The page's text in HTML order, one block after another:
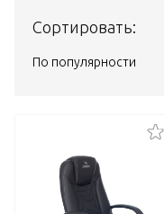
Сортировать:
По популярности